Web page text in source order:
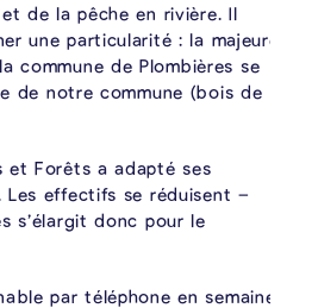
de la pêche en rivière. Il
une particularité : la majeure
commune de Plombières se
de notre commune (bois de
et Forêts a adapté ses
Les effectifs se réduisent –
s’élargit donc pour le
par téléphone en semaine